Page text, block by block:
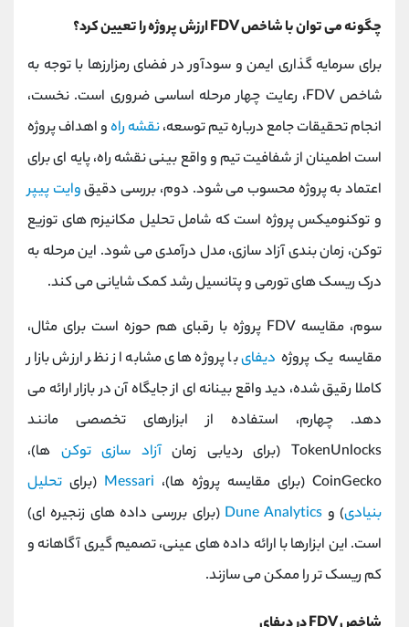
چگونه می توان با شاخص FDV ارزش پروژه را تعیین کرد؟
برای سرمایه ‌گذاری ایمن و سودآور در فضای رمزارزها با توجه به
شاخص FDV، رعایت چهار مرحله اساسی ضروری است. نخست،
انجام تحقیقات جامع درباره تیم توسعه،نقشه راهو اهداف پروژه
است اطمینان از شفافیت تیم و واقع ‌بینی نقشه راه، پایه ‌ای برای
اعتماد به پروژه محسوب می ‌شود. دوم، بررسی دقیقوایت ‌پیپر
و توکنومیکس پروژه است که شامل تحلیل مکانیزم‌ های توزیع
توکن، زمان ‌بندی آزاد سازی، مدل درآمدی می‌ شود. این مرحله به
درک ریسک‌ های تورمی و پتانسیل رشد کمک شایانی می کند.
سوم، مقایسه FDV پروژه با رقبای هم‌ حوزه است برای مثال،
مقایسه یک پروژه دیفایبا پروژه ‌های مشابه از نظر ارزش بازار
کاملا رقیق ‌شده، دید واقع ‌بینانه ‌ای از جایگاه آن در بازار ارائه می
‌دهد. چهارم، استفاده از ابزارهای تخصصی مانند
TokenUnlocks (برای ردیابی زمان
آزاد سازی توکن‌ ها)،
CoinGecko (برای مقایسه پروژه ‌ها)،
Messari (برای تحلیل
بنیادی) و Dune Analytics (برای بررسی داده ‌های زنجیره ‌ای)
است. این ابزارها با ارائه داده‌ های عینی، تصمیم ‌گیری آگاهانه و
کم‌ ریسک ‌تر را ممکن می ‌سازند.